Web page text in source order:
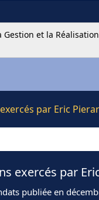
et la
par Eric
exercés par
publiée en